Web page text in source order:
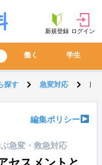
新規登録 ログイン
働く 学生
探す 急変対応 腹
編集ポリシー
急変・救急対応